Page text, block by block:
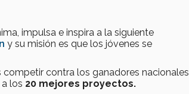
impulsa e inspira a la siguiente
y su misión es que los jóvenes se
competir contra los ganadores nacionales
los 20 mejores proyectos.